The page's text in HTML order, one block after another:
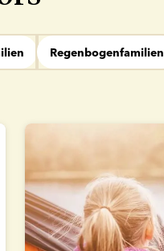
Regenbogenfamilien